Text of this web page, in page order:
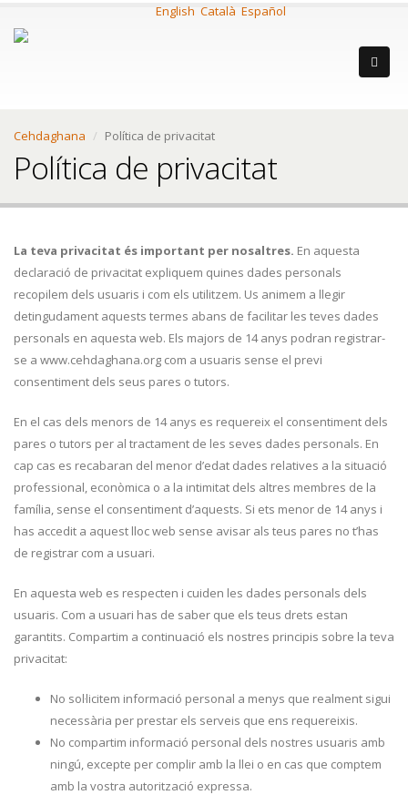
English Català Español
Cehdaghana Política de privacitat
Política de privacitat
La teva privacitat és important per nosaltres. En aquesta
declaració de privacitat expliquem quines dades personals
recopilem dels usuaris i com els utilitzem. Us animem a llegir
detingudament aquests termes abans de facilitar les teves dades
personals en aquesta web. Els majors de 14 anys podran registrar-
se a www.cehdaghana.org com a usuaris sense el previ
consentiment dels seus pares o tutors.
En el cas dels menors de 14 anys es requereix el consentiment dels
pares o tutors per al tractament de les seves dades personals. En
cap cas es recabaran del menor d’edat dades relatives a la situació
professional, econòmica o a la intimitat dels altres membres de la
família, sense el consentiment d’aquests. Si ets menor de 14 anys i
has accedit a aquest lloc web sense avisar als teus pares no t’has
de registrar com a usuari.
En aquesta web es respecten i cuiden les dades personals dels
usuaris. Com a usuari has de saber que els teus drets estan
garantits. Compartim a continuació els nostres principis sobre la teva
privacitat:
No sol·licitem informació personal a menys que realment sigui
necessària per prestar els serveis que ens requereixis.
No compartim informació personal dels nostres usuaris amb
ningú, excepte per complir amb la llei o en cas que comptem
amb la vostra autorització expressa.